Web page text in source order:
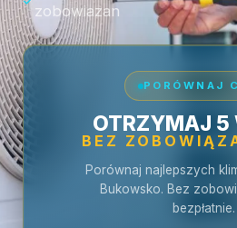
zobowiazan
PORÓWNAJ
OTRZYMAJ 5
BEZ
Porównaj najlepszych
Bukowsko. Bez
bezpłatnie.